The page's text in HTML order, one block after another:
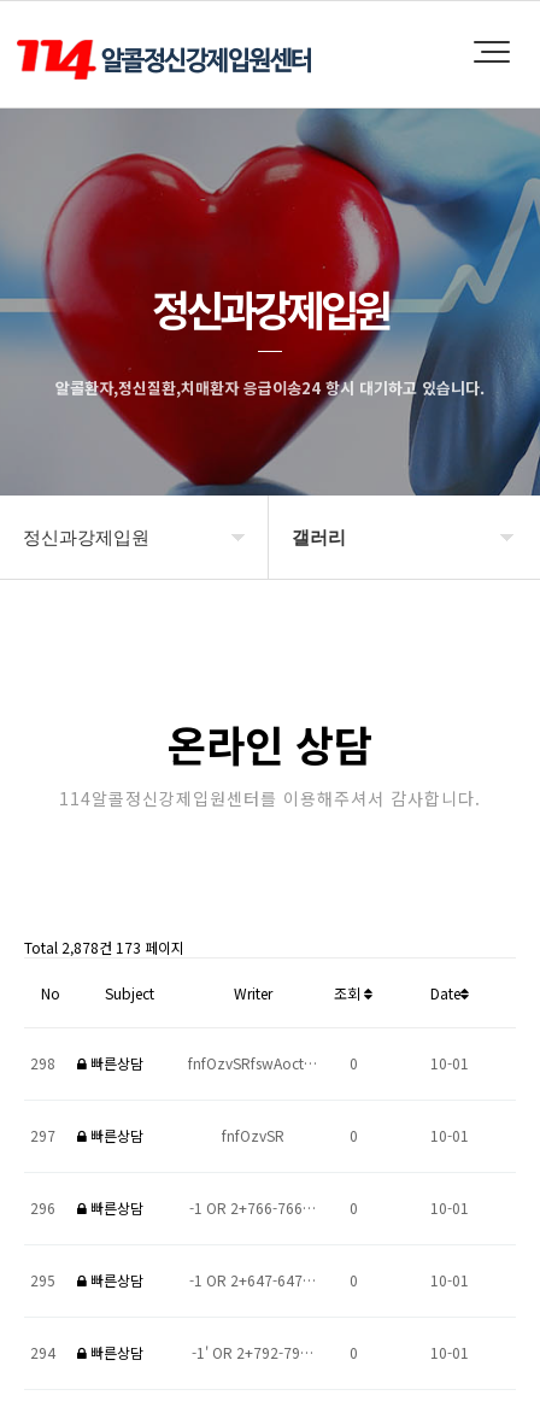
정신과강제입원
알콜환자,정신질환,치매환자 응급이송24 항시 대기하고 있습니다.
정신과강제입원 갤러리
온라인 상담
114알콜정신강제입원센터를 이용해주셔서 감사합니다.
Total 2,878건 173 페이지
No Subject Writer 조회 Date
298 빠른상담 fnfOzvSRfswAoct… 0 10-01
297 빠른상담 fnfOzvSR 0 10-01
296 빠른상담 -1 OR 2+766-766… 0 10-01
295 빠른상담 -1 OR 2+647-647… 0 10-01
294 빠른상담 -1' OR 2+792-79… 0 10-01